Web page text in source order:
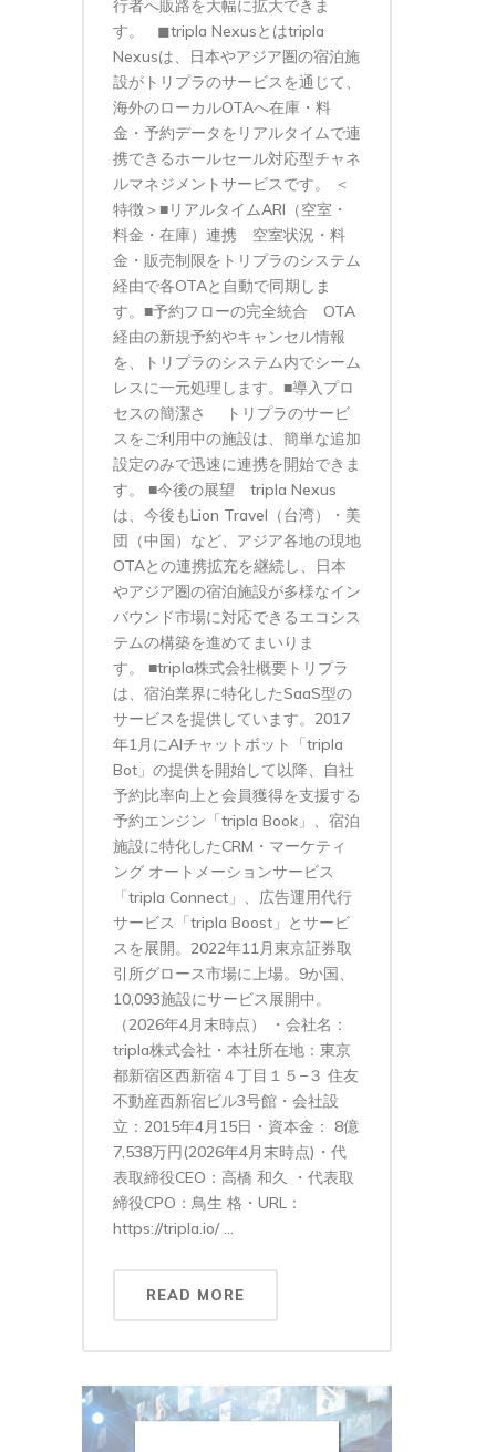
行者へ販路を大幅に拡大できま
す。 ◼︎tripla Nexusとはtripla
Nexusは、日本やアジア圏の宿泊施
設がトリプラのサービスを通じて、
海外のローカルOTAへ在庫・料
金・予約データをリアルタイムで連
携できるホールセール対応型チャネ
ルマネジメントサービスです。 ＜
特徴＞■リアルタイムARI（空室・
料金・在庫）連携 空室状況・料
金・販売制限をトリプラのシステム
経由で各OTAと自動で同期しま
す。■予約フローの完全統合 OTA
経由の新規予約やキャンセル情報
を、トリプラのシステム内でシーム
レスに一元処理します。■導入プロ
セスの簡潔さ トリプラのサービ
スをご利用中の施設は、簡単な追加
設定のみで迅速に連携を開始できま
す。 ■今後の展望 tripla Nexus
は、今後もLion Travel（台湾）・美
団（中国）など、アジア各地の現地
OTAとの連携拡充を継続し、日本
やアジア圏の宿泊施設が多様なイン
バウンド市場に対応できるエコシス
テムの構築を進めてまいりま
す。 ■tripla株式会社概要トリプラ
は、宿泊業界に特化したSaaS型の
サービスを提供しています。2017
年1月にAIチャットボット「tripla
Bot」の提供を開始して以降、自社
予約比率向上と会員獲得を支援する
予約エンジン「tripla Book」、宿泊
施設に特化したCRM・マーケティ
ング オートメーションサービス
「tripla Connect」、広告運用代行
サービス「tripla Boost」とサービ
スを展開。2022年11月東京証券取
引所グロース市場に上場。9か国、
10,093施設にサービス展開中。
（2026年4月末時点） ・会社名：
tripla株式会社・本社所在地：東京
都新宿区西新宿４丁目１５−３ 住友
不動産西新宿ビル3号館・会社設
立：2015年4月15日・資本金： 8億
7,538万円(2026年4月末時点)・代
表取締役CEO：高橋 和久 ・代表取
締役CPO：鳥生 格・URL：
https://tripla.io/ ...
READ MORE